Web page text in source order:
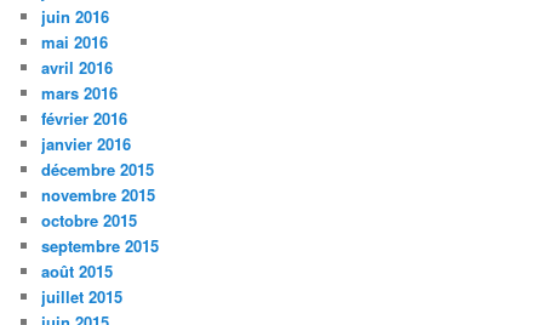
juin 2016
mai 2016
avril 2016
mars 2016
février 2016
janvier 2016
décembre 2015
novembre 2015
octobre 2015
septembre 2015
août 2015
juillet 2015